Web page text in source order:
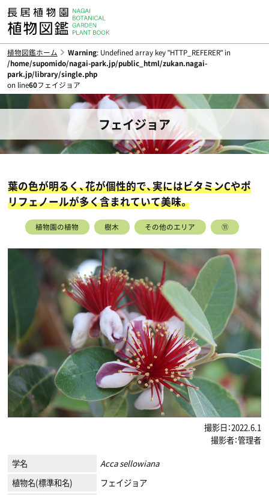
植物図鑑ホーム Warning: Undefined array key "HTTP_REFERER" in
/home/supomido/nagai-park.jp/public_html/zukan.nagai-
park.jp/library/single.php
on line60フェイジョア
フェイジョア
葉の色が明るく、花が個性的で、実にはビタミンCやポ
リフェノールが多く含まれていて美味。
植物園の植物 樹木 その他のエリア ⑪
撮影日：2022.6.1
撮影者：管理者
学名
Acca sellowiana
植物名(標準和名)
フェイジョア